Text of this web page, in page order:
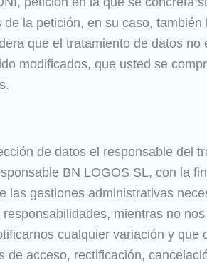
la petición, en su caso, también
que el tratamiento de datos no
modificados, que usted se
de datos el responsable del
BN LOGOS SL, con la
las gestiones administrativas
mientras no
cualquier variación y que
acceso, rectificación,